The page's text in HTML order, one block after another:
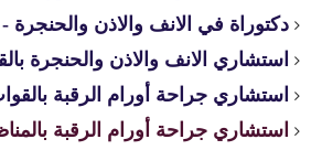
دكتوراة في الانف والاذن
استشاري الانف والاذن والحنجرة
استشاري جراحة أورام الرقبة
استشاري جراحة أورام الرقبة